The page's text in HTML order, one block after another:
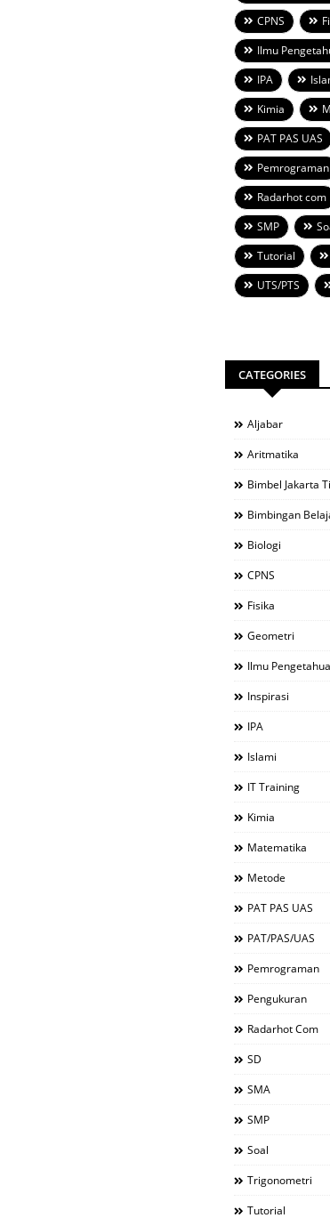
CPNS
Ilmu
IPA
Kimia
PAT PAS UAS
Pemrograman
Radarhot com
SMP
Tutorial
UTS/PTS
CATEGORIES
Aljabar
Aritmatika
Bimbel Jakarta
Bimbingan
Biologi
CPNS
Fisika
Geometri
Ilmu
Inspirasi
IPA
Islami
IT Training
Kimia
Matematika
Metode
PAT PAS UAS
PAT/PAS/UAS
Pemrograman
Pengukuran
Radarhot Com
SD
SMA
SMP
Soal
Trigonometri
Tutorial